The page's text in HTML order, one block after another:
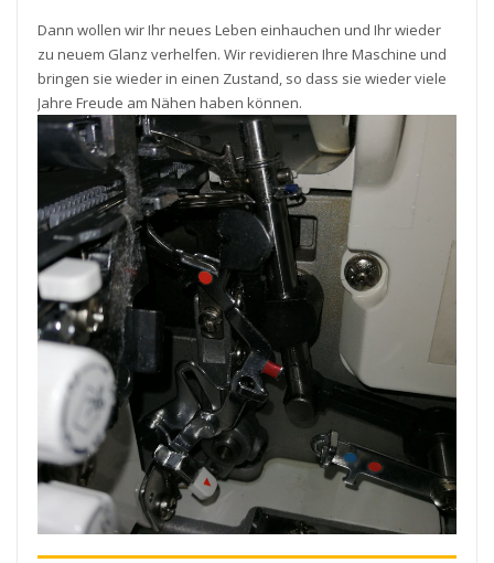
Dann wollen wir Ihr neues Leben einhauchen und Ihr wieder
zu neuem Glanz verhelfen. Wir revidieren Ihre Maschine und
bringen sie wieder in einen Zustand, so dass sie wieder viele
Jahre Freude am Nähen haben können.